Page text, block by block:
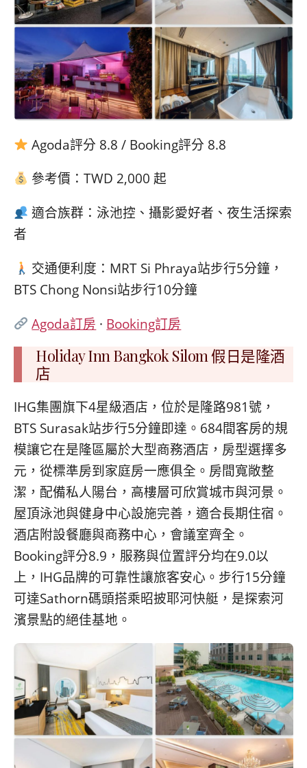
Agoda評分 8.8 / Booking評分 8.8
參考價：TWD 2,000 起
適合族群：泳池控、攝影愛好者、夜生活探索
者
交通便利度：MRT Si Phraya站步行5分鐘，
BTS Chong Nonsi站步行10分鐘
Agoda訂房 · Booking訂房
Holiday Inn Bangkok Silom 假日是隆酒
店
IHG集團旗下4星級酒店，位於是隆路981號，
BTS Surasak站步行5分鐘即達。684間客房的規
模讓它在是隆區屬於大型商務酒店，房型選擇多
元，從標準房到家庭房一應俱全。房間寬敞整
潔，配備私人陽台，高樓層可欣賞城市與河景。
屋頂泳池與健身中心設施完善，適合長期住宿。
酒店附設餐廳與商務中心，會議室齊全。
Booking評分8.9，服務與位置評分均在9.0以
上，IHG品牌的可靠性讓旅客安心。步行15分鐘
可達Sathorn碼頭搭乘昭披耶河快艇，是探索河
濱景點的絕佳基地。